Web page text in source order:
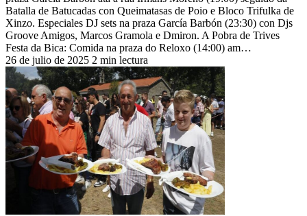
Batalla de Batucadas con Queimatasas de Poio e Bloco Trifulka de
Xinzo. Especiales DJ sets na praza García Barbón (23:30) con Djs
Groove Amigos, Marcos Gramola e Dmiron. A Pobra de Trives
Festa da Bica: Comida na praza do Reloxo (14:00) am…
26 de julio de 2025 2 min lectura